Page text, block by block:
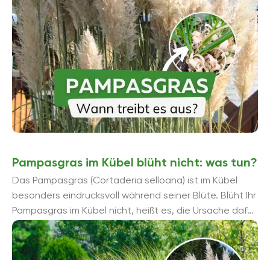
Pampasgras im Kübel blüht nicht: was tun?
Das Pampasgras (Cortaderia selloana) ist im Kübel
besonders eindrucksvoll während seiner Blüte. Blüht Ihr
Pampasgras im Kübel nicht, heißt es, die Ursache dafür
...